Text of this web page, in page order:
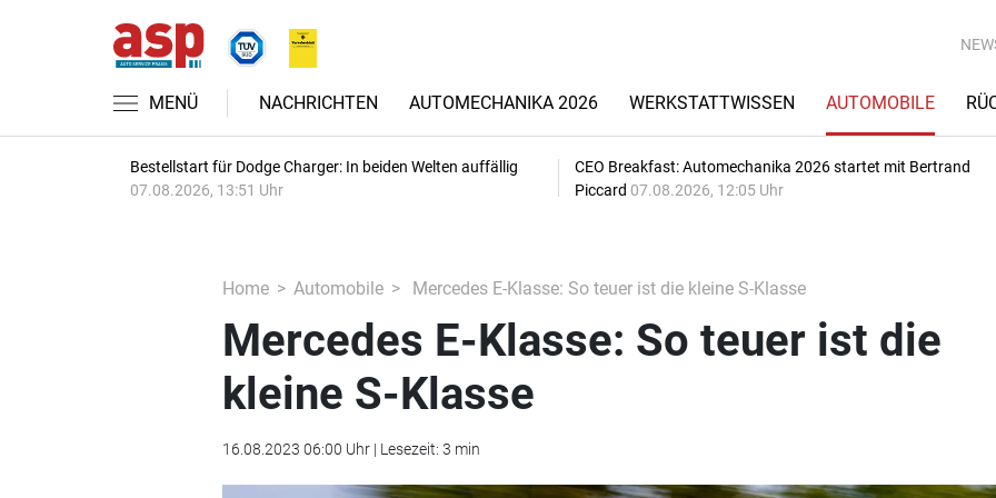
MENÜ NACHRICHTEN AUTOMECHANIKA 2026 WERKSTATTWISSEN AUTOMOBILE
Bestellstart für Dodge Charger: In beiden Welten auffällig
07.08.2026, 13:51 Uhr
CEO Breakfast: Automechanika 2026 startet mit Bertrand
Piccard 07.08.2026, 12:05 Uhr
Home Automobile Mercedes E-Klasse: So teuer ist die kleine S-Klasse
Mercedes E-Klasse: So teuer ist die
kleine S-Klasse
16.08.2023 06:00 Uhr | Lesezeit: 3 min